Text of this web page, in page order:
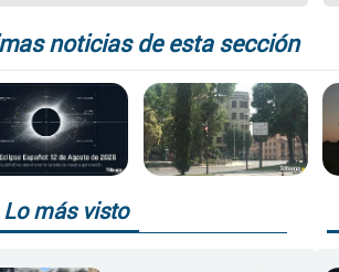
entregada ahora a
Cáritas Villalpando
noticias de esta sección
Lo más visto